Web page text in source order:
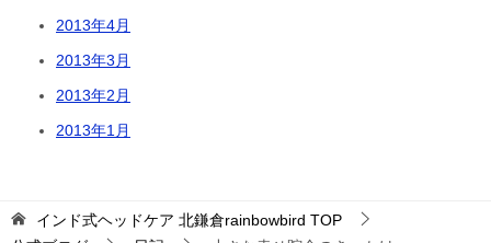
2013年4月
2013年3月
2013年2月
2013年1月
インド式ヘッドケア 北鎌倉rainbowbird TOP